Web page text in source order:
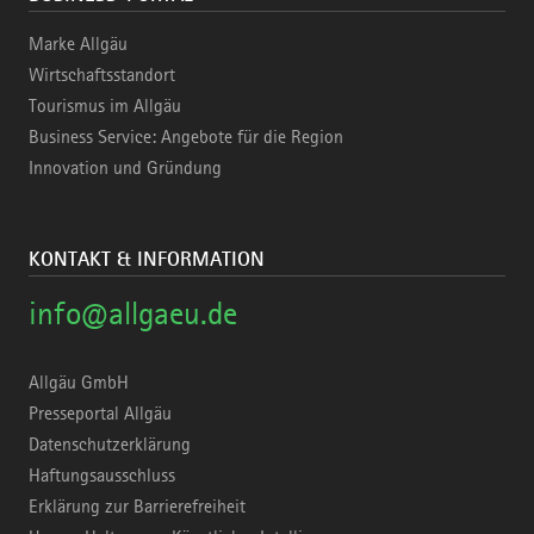
Marke Allgäu
Wirtschaftsstandort
Tourismus im Allgäu
Business Service: Angebote für die Region
Innovation und Gründung
KONTAKT & INFORMATION
info@allgaeu.de
Allgäu GmbH
Presseportal Allgäu
Datenschutzerklärung
Haftungsausschluss
Erklärung zur Barrierefreiheit